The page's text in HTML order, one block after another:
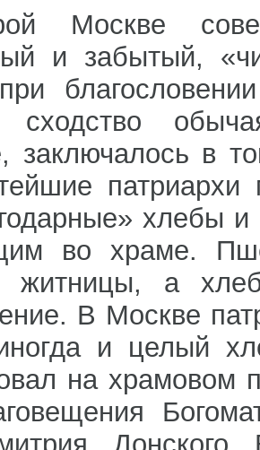
Москве
и забытый,
сходство
заключалось в
патриархи
хлебы
во храме.
житницы, а
В Москве
и целый
на храмовом